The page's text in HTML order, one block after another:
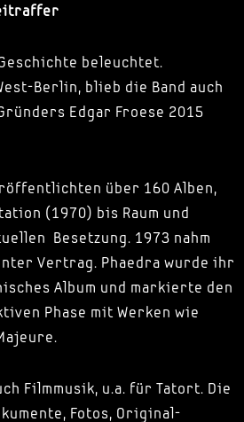
beleuchtet.
Berlin, blieb die Band auch
Edgar Froese 2015
über 160 Alben,
(1970) bis Raum und
Besetzung. 1973 nahm
Vertrag. Phaedra wurde ihr
Album und markierte den
Phase mit Werken wie
Filmmusik, u.a. für Tatort. Die
Fotos, Original-